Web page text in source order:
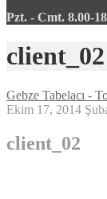
Pzt. - Cmt. 8.00-
client_02
Gebze Tabelacı -
Ekim 17, 2014
client_02